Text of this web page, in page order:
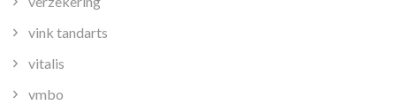
vink tandarts
vitalis
vmbo